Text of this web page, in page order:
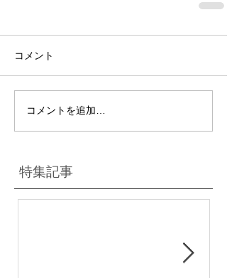
コメント
コメントを追加…
特集記事